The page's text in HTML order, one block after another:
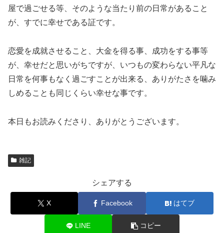
屋で過ごせる等、そのような当たり前の日常があること
が、すでに幸せである証です。
恋愛を成就させること、大金を得る事、成功をする事等
が、幸せだと思いがちですが、いつもの変わらない平凡な
日常を何事もなく過ごすことが出来る、ありがたさを噛み
しめることも同じくらい幸せな事です。
本日もお読みくださり、ありがとうございます。
雑記
シェアする
X Facebook はてブ
LINE コピー